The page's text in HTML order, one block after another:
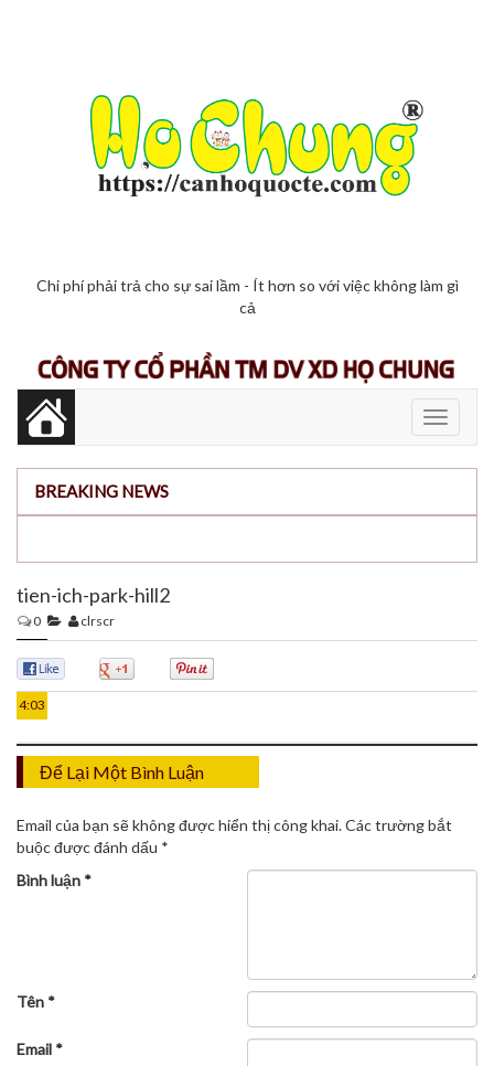
Chi phí phải trả cho sự sai lầm - Ít hơn so với việc không làm gì
cả
Toggle
BREAKING NEWS
tien-ich-park-hill2
0
clrscr
TH8
4:03
Để Lại Một Bình Luận
Email của bạn sẽ không được hiển thị công khai.Các trường bắt
buộc được đánh dấu *
Bình luận *
Tên *
Email *